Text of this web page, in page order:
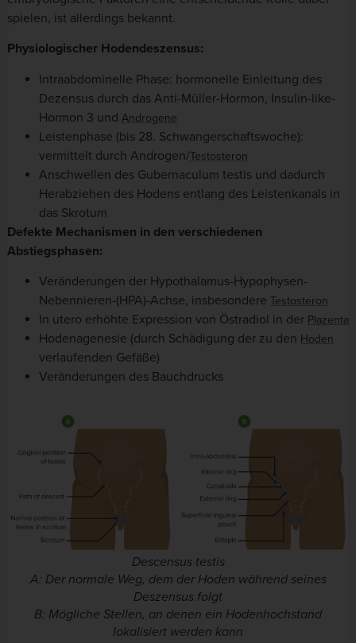
spielen, ist allerdings bekannt.
Physiologischer Hodendeszensus:
Intraabdominelle Phase: hormonelle Einleitung des
Dezensus durch das Anti-Müller-Hormon, Insulin-like-
Hormon 3 und Androgene
Leistenphase (bis 28. Schwangerschaftswoche):
vermittelt durch Androgen/Testosteron
Anschwellen des Gubernaculum testis und dadurch
Herabziehen des Hodens entlang des Leistenkanals in
das Skrotum
Defekte Mechanismen in den verschiedenen
Abstiegsphasen:
Veränderungen der Hypothalamus-Hypophysen-
Nebennieren-(HPA)-Achse, insbesondere Testosteron
In utero erhöhte Expression von Östradiol in der Plazenta
Hodenagenesie (durch Schädigung der zu den Hoden
verlaufenden Gefäße)
Veränderungen des Bauchdrucks
Descensus testis
A: Der normale Weg, dem der Hoden während seines
Deszensus folgt
B: Mögliche Stellen, an denen ein Hodenhochstand
lokalisiert werden kann